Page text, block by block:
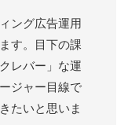
ング広告運用
す。目下の課
レバー」な運
ジャー目線で
たいと思いま